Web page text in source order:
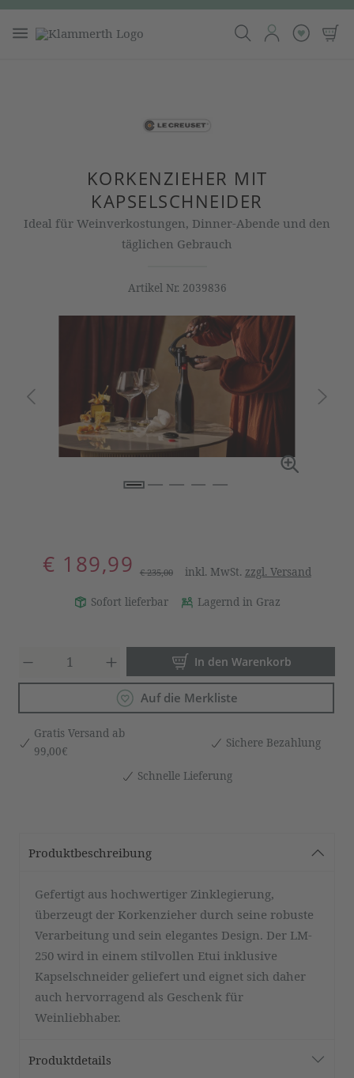
KORKENZIEHER MIT
KAPSELSCHNEIDER
Ideal für Weinverkostungen, Dinner-Abende und den
täglichen Gebrauch
Artikel Nr. 2039836
€ 189,99 € 235,00 inkl. MwSt. zzgl. Versand
Sofort lieferbar Lagernd in Graz
Produkt Anzahl: Gib den
In den Warenkorb
Auf die Merkliste
Gratis Versand ab
99,00€
Sichere Bezahlung
Schnelle Lieferung
Produktbeschreibung
Gefertigt aus hochwertiger Zinklegierung,
überzeugt der Korkenzieher durch seine robuste
Verarbeitung und sein elegantes Design. Der LM-
250 wird in einem stilvollen Etui inklusive
Kapselschneider geliefert und eignet sich daher
auch hervorragend als Geschenk für
Weinliebhaber.
Produktdetails